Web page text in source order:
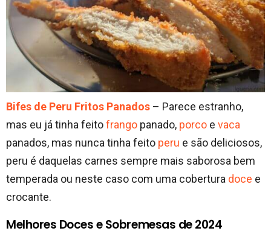
Bifes de Peru Fritos Panados – Parece estranho,
mas eu já tinha feitofrango panado, porco e vaca
panados, mas nunca tinha feito peru e são deliciosos,
peru é daquelas carnes sempre mais saborosa bem
temperada ou neste caso com uma cobertura doce e
crocante.
Melhores Doces e Sobremesas de 2024